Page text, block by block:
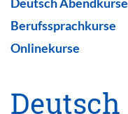
Berufssprachkurse
Onlinekurse
Deutsch